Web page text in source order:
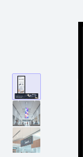
рекламный
экран
в
банк
подвесной
дисплей